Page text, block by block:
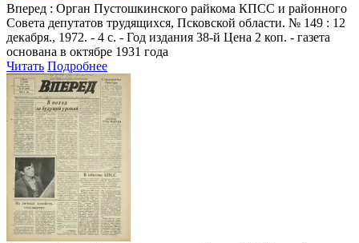
Вперед : Орган Пустошкинского райкома КПСС и районного
Совета депутатов трудящихся, Псковской области. № 149 : 12
декабря., 1972. - 4 с. - Год издания 38-й Цена 2 коп. - газета
основана в октябре 1931 года
Читать Подробнее